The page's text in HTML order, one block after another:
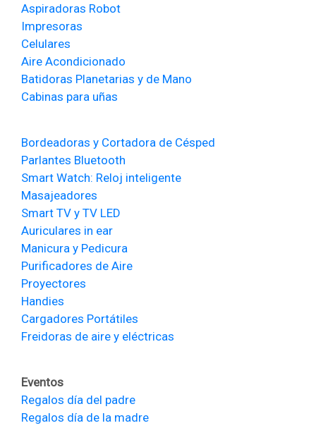
Aspiradoras Robot
Impresoras
Celulares
Aire Acondicionado
Batidoras Planetarias y de Mano
Cabinas para uñas
Bordeadoras y Cortadora de Césped
Parlantes Bluetooth
Smart Watch: Reloj inteligente
Masajeadores
Smart TV y TV LED
Auriculares in ear
Manicura y Pedicura
Purificadores de Aire
Proyectores
Handies
Cargadores Portátiles
Freidoras de aire y eléctricas
Eventos
Regalos día del padre
Regalos día de la madre